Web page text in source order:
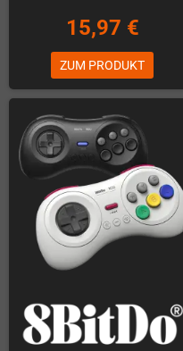
15,97 €
ZUM PRODUKT